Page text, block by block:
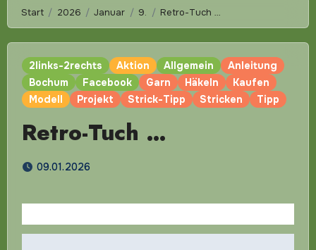
Start 2026 Januar 9. Retro-Tuch …
2links-2rechts Aktion Allgemein
Anleitung
Bochum
Facebook Garn Häkeln
Kaufen
Modell
Projekt Strick-Tipp Stricken Tipp
Retro-Tuch …
09.01.2026